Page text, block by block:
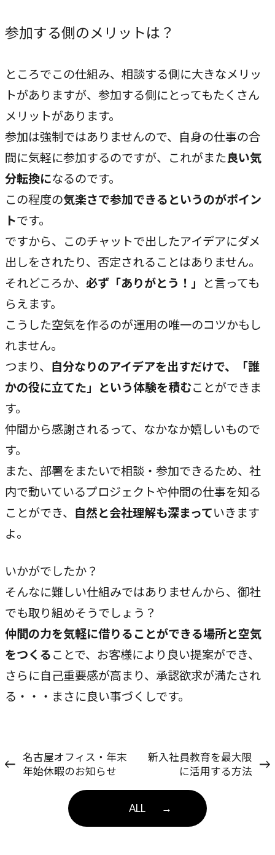
参加する側のメリットは？
ところでこの仕組み、相談する側に大きなメリッ
トがありますが、参加する側にとってもたくさん
メリットがあります。
参加は強制ではありませんので、自身の仕事の合
間に気軽に参加するのですが、これがまた良い気
分転換になるのです。
この程度の気楽さで参加できるというのがポイン
トです。
ですから、このチャットで出したアイデアにダメ
出しをされたり、否定されることはありません。
それどころか、 必ず「ありがとう！」 と言っても
らえます。
こうした空気を作るのが運用の唯一のコツかもし
れません。
つまり、 自分なりのアイデアを出すだけで、「誰
かの役に立てた」という体験を積むことができま
す。
仲間から感謝されるって、なかなか嬉しいもので
す。
また、部署をまたいで相談・参加できるため、社
内で動いているプロジェクトや仲間の仕事を知る
ことができ、 自然と会社理解も深まっていきます
よ。
いかがでしたか？
そんなに難しい仕組みではありませんから、御社
でも取り組めそうでしょう？
仲間の力を気軽に借りることができる場所と空気
をつくることで、お客様により良い提案ができ、
さらに自己重要感が高まり、承認欲求が満たされ
る・・・まさに良い事づくしです。
名古屋オフィス・年末
年始休暇のお知らせ
ALL →
新入社員教育を最大限
に活用する方法